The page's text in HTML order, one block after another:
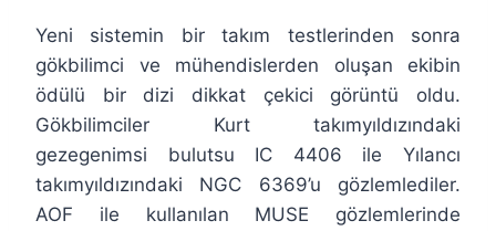
Yeni sistemin bir takım testlerinden sonra
gökbilimci ve mühendislerden oluşan ekibin
ödülü bir dizi dikkat çekici görüntü oldu.
Gökbilimciler Kurt takımyıldızındaki
gezegenimsi bulutsu IC 4406 ile Yılancı
takımyıldızındaki NGC 6369’u gözlemlediler.
AOF ile kullanılan MUSE gözlemlerinde